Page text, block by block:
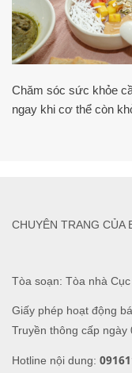
Chăm sóc sức khỏe
ngay khi cơ thể còn
Tòa soạn: Tòa nhà
Giấy phép hoạt động
Truyền thông cấp ngày
Hotline nội dung:
CHUYÊN TRANG CỦA